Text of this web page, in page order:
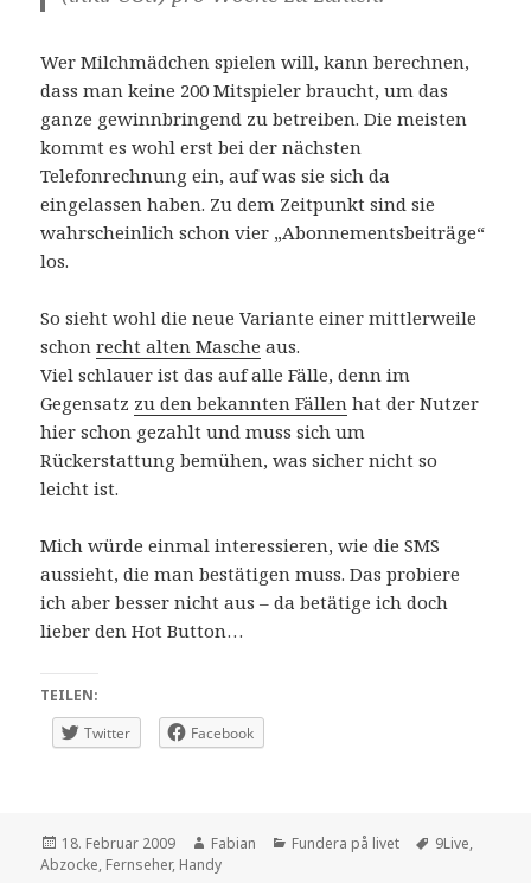
Wer Milchmädchen spielen will, kann berechnen,
dass man keine 200 Mitspieler braucht, um das
ganze gewinnbringend zu betreiben. Die meisten
kommt es wohl erst bei der nächsten
Telefonrechnung ein, auf was sie sich da
eingelassen haben. Zu dem Zeitpunkt sind sie
wahrscheinlich schon vier „Abonnementsbeiträge“
los.
So sieht wohl die neue Variante einer mittlerweile
schonrecht alten Masche aus.
Viel schlauer ist das auf alle Fälle, denn im
Gegensatz zu den bekannten Fällen hat der Nutzer
hier schon gezahlt und muss sich um
Rückerstattung bemühen, was sicher nicht so
leicht ist.
Mich würde einmal interessieren, wie die SMS
aussieht, die man bestätigen muss. Das probiere
ich aber besser nicht aus – da betätige ich doch
lieber den Hot Button…
TEILEN:
Twitter
Facebook
Veröffentlicht
am
18. Februar 2009 Autor
Fabian Kategorien
Fundera på livet Schlagwörter
9Live,
Abzocke, Fernseher, Handy